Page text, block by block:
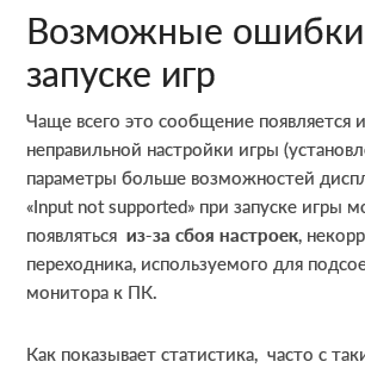
Возможные
запуске игр
Чаще всего это сообщение появляется
неправильной настройки игры
параметры больше возможностей
«Input not supported» при запуске игры
появлятьсяиз-за сбоя настроек,
переходника, используемого для
монитора к ПК.
Как показывает статистика, часто с